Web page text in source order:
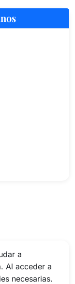
a
Al acceder a
necesarias.